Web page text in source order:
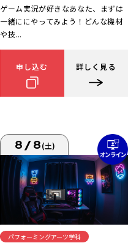
ゲーム実況が好きなあなた、まずは
一緒ににやってみよう！どんな機材
や技...
申し込む 詳しく見る
8/8(土)
パフォーミングアーツ学科